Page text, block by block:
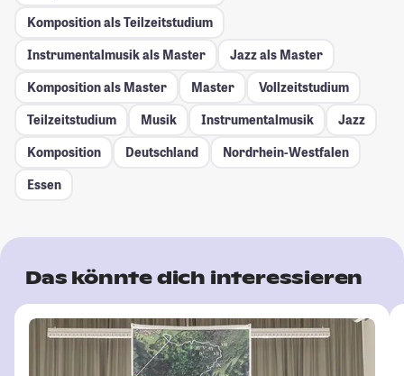
Komposition als Teilzeitstudium
Instrumentalmusik als Master
Jazz als Master
Komposition als Master
Master
Vollzeitstudium
Teilzeitstudium
Musik Instrumentalmusik
Jazz
Komposition
Deutschland
Nordrhein-Westfalen
Essen
Das könnte dich interessieren